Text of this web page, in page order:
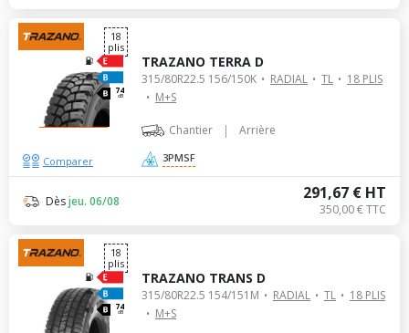
18
plis
74
dB
TRAZANO TERRA D
315/80R22.5 156/150K RADIAL TL
18 PLIS
M+S
Chantier | Arrière
3PMSF
291,67 € HT
350,00 € TTC
Dèsjeu. 06/08
Comparer
18
plis
74
dB
TRAZANO TRANS D
315/80R22.5 154/151M RADIAL TL
18 PLIS
M+S